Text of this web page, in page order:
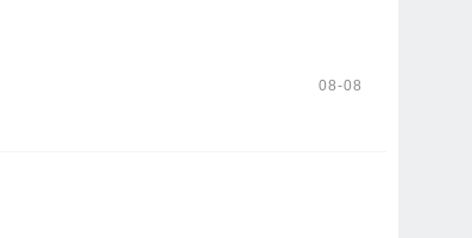
08-08